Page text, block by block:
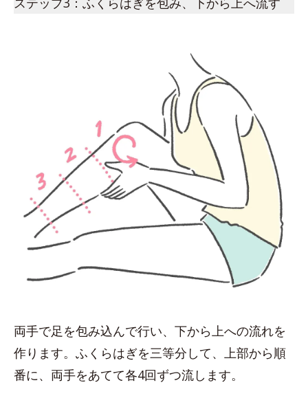
両手で足を包み込んで行い、下から上への流れを
作ります。ふくらはぎを三等分して、上部から順
番に、両手をあてて各4回ずつ流します。